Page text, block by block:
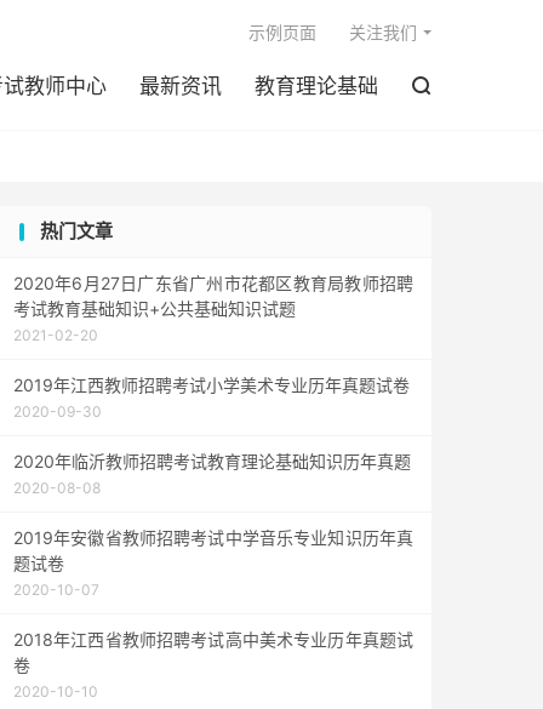
教师中心 最新资讯 教育理论基础 
示例页面 关注我们
热门文章
2020年6月27日广东省广州市花都区教育局教师招聘
考试教育基础知识+公共基础知识试题
2021-02-20
2019年江西教师招聘考试小学美术专业历年真题试卷
2020-09-30
2020年临沂教师招聘考试教育理论基础知识历年真题
2020-08-08
2019年安徽省教师招聘考试中学音乐专业知识历年真
题试卷
2020-10-07
2018年江西省教师招聘考试高中美术专业历年真题试
卷
2020-10-10